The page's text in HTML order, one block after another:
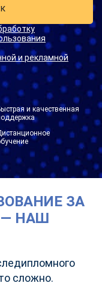
и рекламной
и качественная
ЗА
НАШ
сложно.